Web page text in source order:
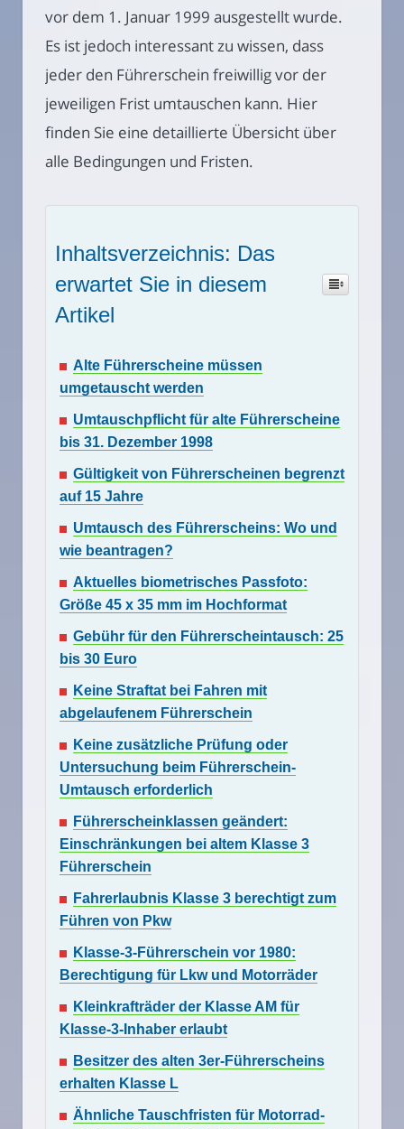
vor dem 1. Januar 1999 ausgestellt wurde.
Es ist jedoch interessant zu wissen, dass
jeder den Führerschein freiwillig vor der
jeweiligen Frist umtauschen kann. Hier
finden Sie eine detaillierte Übersicht über
alle Bedingungen und Fristen.
Inhaltsverzeichnis: Das
erwartet Sie in diesem
Artikel
Alte Führerscheine müssen
umgetauscht werden
Umtauschpflicht für alte Führerscheine
bis 31. Dezember 1998
Gültigkeit von Führerscheinen begrenzt
auf 15 Jahre
Umtausch des Führerscheins: Wo und
wie beantragen?
Aktuelles biometrisches Passfoto:
Größe 45 x 35 mm im Hochformat
Gebühr für den Führerscheintausch: 25
bis 30 Euro
Keine Straftat bei Fahren mit
abgelaufenem Führerschein
Keine zusätzliche Prüfung oder
Untersuchung beim Führerschein-
Umtausch erforderlich
Führerscheinklassen geändert:
Einschränkungen bei altem Klasse 3
Führerschein
Fahrerlaubnis Klasse 3 berechtigt zum
Führen von Pkw
Klasse-3-Führerschein vor 1980:
Berechtigung für Lkw und Motorräder
Kleinkrafträder der Klasse AM für
Klasse-3-Inhaber erlaubt
Besitzer des alten 3er-Führerscheins
erhalten Klasse L
Ähnliche Tauschfristen für Motorrad-